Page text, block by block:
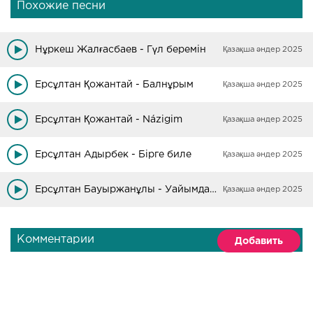
Похожие песни
Нұркеш Жалғасбаев - Гүл беремін Қазақша әндер 2025
Ерсұлтан Қожантай - Балнұрым Қазақша әндер 2025
Ерсұлтан Қожантай - Názigim Қазақша әндер 2025
Ерсұлтан Адырбек - Бірге биле Қазақша әндер 2025
Ерсұлтан Бауыржанұлы - Уайымдама Қазақша әндер 2025
Комментарии Добавить